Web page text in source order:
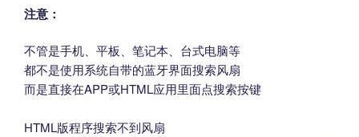
注意：
不管是手机、平板、笔记本、台式电脑等
都不是使用系统自带的蓝牙界面搜索风扇
而是直接在APP或HTML应用里面点搜索按键
HTML版程序搜索不到风扇